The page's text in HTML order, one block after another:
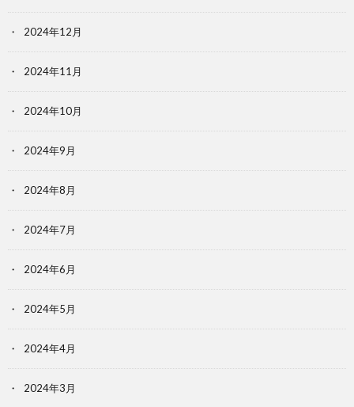
2024年12月
2024年11月
2024年10月
2024年9月
2024年8月
2024年7月
2024年6月
2024年5月
2024年4月
2024年3月